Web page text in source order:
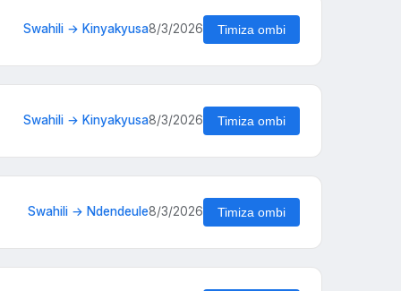
Swahili → Kinyakyusa8/3/2026 Timiza ombi
Swahili → Kinyakyusa8/3/2026 Timiza ombi
Swahili → Ndendeule8/3/2026 Timiza ombi